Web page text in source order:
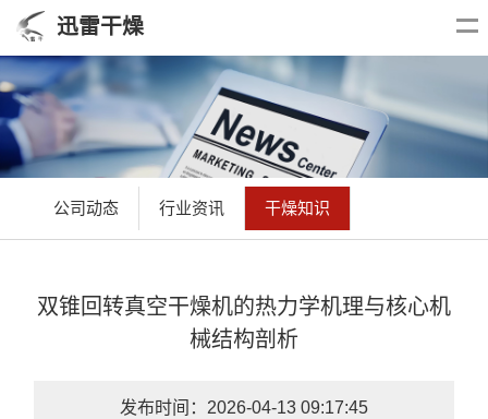
迅雷干燥
公司动态 行业资讯 干燥知识
双锥回转真空干燥机的热力学机理与核心机
械结构剖析
发布时间：2026-04-13 09:17:45